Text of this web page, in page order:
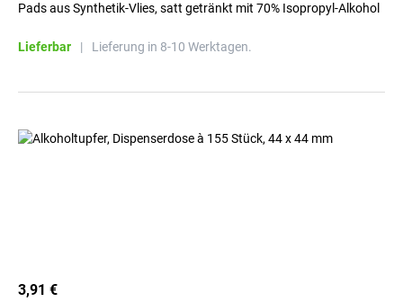
Pads aus Synthetik-Vlies, satt getränkt mit 70% Isopropyl-Alkohol
Lieferbar | Lieferung in 8-10 Werktagen.
3,91 €